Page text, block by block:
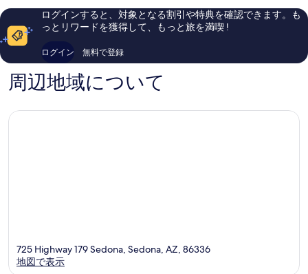
ナ
い、
コ
ミ
件
の
コ
ン
セ
い、
口
ログインすると、対象となる割引や特典を確認できます。も
っとリワードを獲得して、もっと旅を満喫 !
ログイン 無料で登録
周辺地域について
725 Highway 179 Sedona, Sedona, AZ, 86336
地図で表示